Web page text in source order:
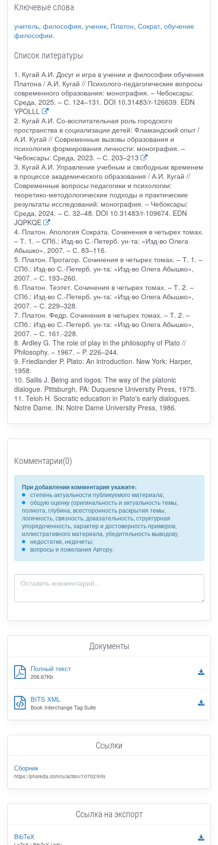
Ключевые слова
учитель, философия, ученик, Платон, Сократ, обучение
философии.
Список литературы
1. Кугай А.И. Досуг и игра в учении и философии обучения
Платона / А.И. Кугай // Психолого-педагогические вопросы
современного образования: монография. – Чебоксары:
Среда, 2025. – С. 124–131. DOI 10.31483/r-126639. EDN
YPOLLL
2. Кугай А.И. Со-воспитательная роль городского
пространства в социализации детей: Фламандский опыт /
А.И. Кугай // Современные вызовы образования и
психология формирования личности: монография. –
Чебоксары: Среда, 2023. – С. 203–213
3. Кугай А.И. Управление учебным и свободным временем
в процессе академического образования / А.И. Кугай //
Современные вопросы педагогики и психологии:
теоретико-методологические подходы и практические
результаты исследований: монография. – Чебоксары:
Среда, 2024. – С. 32–48. DOI 10.31483/r-109674. EDN
JQPKQE
4. Платон. Апология Сократа. Сочинения в четырех томах.
– Т. 1. – СПб.: Изд-во С.-Петерб. ун-та: «Изд-во Олега
Абышко», 2007. – С. 83–116.
5. Платон. Протагор. Сочинения в четырех томах. – Т. 1. –
СПб.: Изд-во С.-Петерб. ун-та: «Изд-во Олега Абышко»,
2007. – С. 193–260.
6. Платон. Теэтет. Сочинения в четырех томах. – Т. 2. –
СПб.: Изд-во С.-Петерб. ун-та: «Изд-во Олега Абышко»,
2007. – С. 229–328.
7. Платон. Федр. Сочинения в четырех томах. – Т. 2. –
СПб.: Изд-во С.-Петерб. ун-та: «Изд-во Олега Абышко»,
2007. – С. 161.-228.
8. Ardley G. The role of play in the philosophy of Plato //
Philosophy. – 1967. – P. 226–244.
9. Friedlander P. Plato: An introduction. New York: Harper,
1958.
10. Sallis J. Being and logos: The way of the platonic
dialogue. Pittsburgh, PA: Duquesne University Press, 1975.
11. Teloh H. Socratic education in Plato's early dialogues.
Notre Dame. IN: Notre Dame University Press, 1986.
Комментарии(0)
При добавлении комментария укажите:
степень актуальности публикуемого материала;
общую оценку (оригинальность и актуальность темы,
полнота, глубина, всесторонность раскрытия темы,
логичность, связность, доказательность, структурная
упорядоченность, характер и достоверность примеров,
иллюстративного материала, убедительность выводов);
недостатки, недочеты;
вопросы и пожелания Автору.
Документы
Полный текст
206.67Kb
BITS XML
Book Interchange Tag Suite
Ссылки
Сборник
https://phsreda.com/ru/action/10702/info
Ссылка на экспорт
BibTeX